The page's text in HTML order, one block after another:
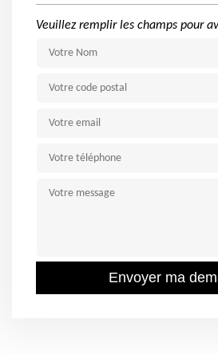
Veuillez remplir les champs pour